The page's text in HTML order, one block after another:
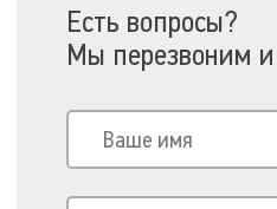
Есть вопросы?
Мы перезвоним